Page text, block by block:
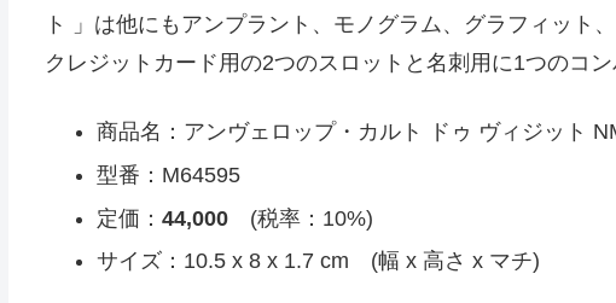
ト 」は他にもアンプラント、モノグラム、グラフィット
クレジットカード用の2つのスロットと名刺用に1つのコ
商品名：アンヴェロップ・カルト ドゥ ヴィジット
型番：M64595
定価：44,000 (税率：10%)
サイズ：10.5 x 8 x 1.7 cm (幅 x 高さ x マチ)